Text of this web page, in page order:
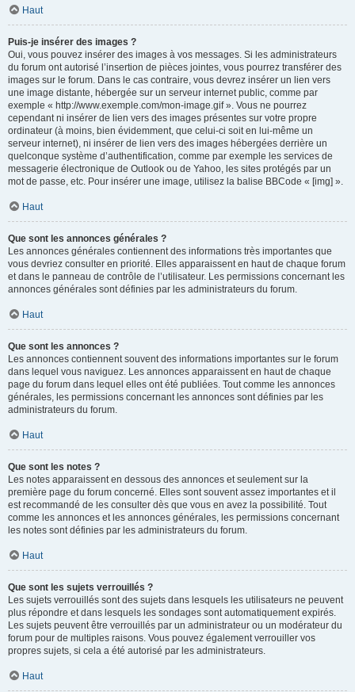
Haut
Puis-je insérer des images ?
Oui, vous pouvez insérer des images à vos messages. Si les administrateurs
du forum ont autorisé l’insertion de pièces jointes, vous pourrez transférer des
images sur le forum. Dans le cas contraire, vous devrez insérer un lien vers
une image distante, hébergée sur un serveur internet public, comme par
exemple « http://www.exemple.com/mon-image.gif ». Vous ne pourrez
cependant ni insérer de lien vers des images présentes sur votre propre
ordinateur (à moins, bien évidemment, que celui-ci soit en lui-même un
serveur internet), ni insérer de lien vers des images hébergées derrière un
quelconque système d’authentification, comme par exemple les services de
messagerie électronique de Outlook ou de Yahoo, les sites protégés par un
mot de passe, etc. Pour insérer une image, utilisez la balise BBCode « [img] ».
Haut
Que sont les annonces générales ?
Les annonces générales contiennent des informations très importantes que
vous devriez consulter en priorité. Elles apparaissent en haut de chaque forum
et dans le panneau de contrôle de l’utilisateur. Les permissions concernant les
annonces générales sont définies par les administrateurs du forum.
Haut
Que sont les annonces ?
Les annonces contiennent souvent des informations importantes sur le forum
dans lequel vous naviguez. Les annonces apparaissent en haut de chaque
page du forum dans lequel elles ont été publiées. Tout comme les annonces
générales, les permissions concernant les annonces sont définies par les
administrateurs du forum.
Haut
Que sont les notes ?
Les notes apparaissent en dessous des annonces et seulement sur la
première page du forum concerné. Elles sont souvent assez importantes et il
est recommandé de les consulter dès que vous en avez la possibilité. Tout
comme les annonces et les annonces générales, les permissions concernant
les notes sont définies par les administrateurs du forum.
Haut
Que sont les sujets verrouillés ?
Les sujets verrouillés sont des sujets dans lesquels les utilisateurs ne peuvent
plus répondre et dans lesquels les sondages sont automatiquement expirés.
Les sujets peuvent être verrouillés par un administrateur ou un modérateur du
forum pour de multiples raisons. Vous pouvez également verrouiller vos
propres sujets, si cela a été autorisé par les administrateurs.
Haut